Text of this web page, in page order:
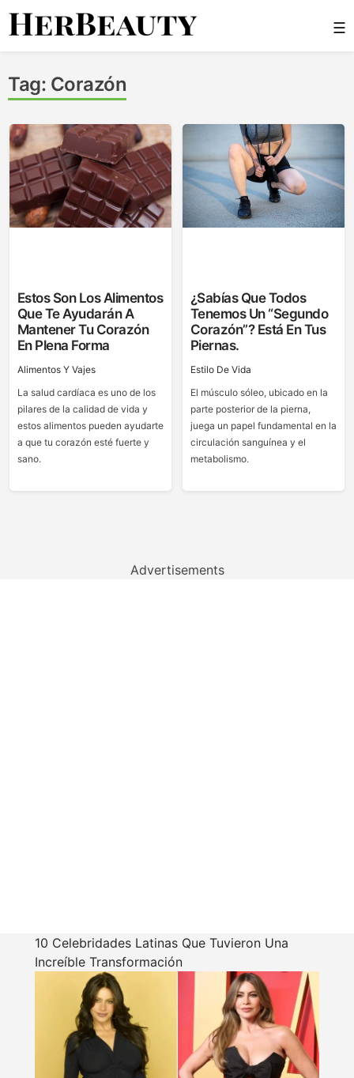
Skip
☰
Tag: Corazón
Estos Son Los Alimentos
Que Te Ayudarán A
Mantener Tu Corazón
En Plena Forma
Alimentos Y Vajes
La salud cardíaca es uno de los
pilares de la calidad de vida y
estos alimentos pueden ayudarte
a que tu corazón esté fuerte y
sano.
¿Sabías Que Todos
Tenemos Un “segundo
Corazón”? Está En Tus
Piernas.
Estilo De Vida
El músculo sóleo, ubicado en la
parte posterior de la pierna,
juega un papel fundamental en la
circulación sanguínea y el
metabolismo.
Advertisements
10 Celebridades Latinas Que Tuvieron Una
Increíble Transformación